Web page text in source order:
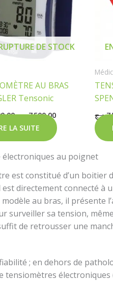
DE STOCK
AU BRAS
Tensonic
7 500,00 د.ج
LA SUITE
7 د.ج
au poignet
est constitué d’un boitier
est directement connecté
au bras, il présente
surveiller sa tension,
de retrousser une
; en dehors de
tensiomètres